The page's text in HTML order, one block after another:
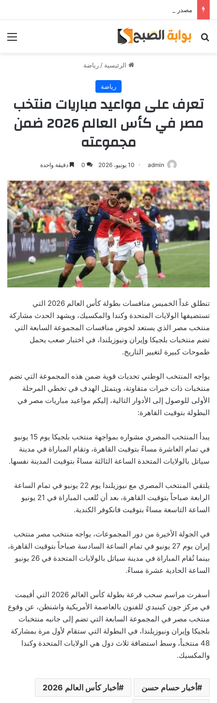
بحث عن
الرئيسية / رياضة
رياضة
تعرف على مواعيد مباريات منتخب
مصر في كأس العالم 2026 ضمن
مجموعته
admin 10 يونيو، 2026 0 دقيقة واحدة
تنطلق غداً الخميس منافسات بطولة كأس العالم 2026 التي
تستضيفها الولايات المتحدة وكندا والمكسيك، ويشهد الحدث مشاركة
منتخب مصر الذي يستعد لخوض منافسات المجموعة السابعة التي
تضم منتخبات بلجيكا وإيران ونيوزيلندا، في اختبار صعب يحمل
طموحات كبيرة لتغيير التاريخ.
يواجه المنتخب الوطني تحديات قوية ضمن هذه المجموعة التي تضم
منتخبات ذات خبرات متفاوتة، ويتمثل الهدف في تخطي المرحلة
الأولى للوصول إلى الأدوار التالية، إليكم مواعيد مباريات مصر في
البطولة بتوقيت القاهرة:
يبدأ المنتخب المصري مشواره بمواجهة منتخب بلجيكا يوم 15 يونيو
في تمام العاشرة مساءً بتوقيت القاهرة، وتقام المباراة في مدينة
سياتل بالولايات المتحدة الساعة الثالثة مساءً بتوقيت المدينة نفسها.
يلتقي المنتخب المصري مع نيوزيلندا يوم 22 يونيو في تمام الساعة
الرابعة صباحاً بتوقيت القاهرة، بعد أن تُلعب المباراة في 21 يونيو
الساعة التاسعة مساءً بتوقيت فانكوفر الكندية.
في الجولة الأخيرة من دور المجموعات، يواجه منتخب مصر منتخب
إيران يوم 27 يونيو في تمام الساعة السادسة صباحاً بتوقيت القاهرة،
بينما تُقام المباراة في مدينة سياتل بالولايات المتحدة في 26 يونيو
الساعة الحادية عشرة مساءً.
أسفرت مراسم سحب قرعة بطولة كأس العالم 2026 التي أقيمت
في مركز جون كينيدي للفنون بالعاصمة الأمريكية واشنطن، عن وقوع
منتخب مصر في المجموعة السابعة التي تضم إلى جانبه منتخبات
بلجيكا وإيران ونيوزيلندا، في البطولة التي ستقام لأول مرة بمشاركة
48 منتخباً، وسط استضافة ثلاث دول هي الولايات المتحدة وكندا
والمكسيك.
أخبار حسام حسن أخبار كأس العالم 2026